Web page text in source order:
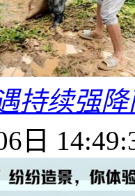
持续强
日